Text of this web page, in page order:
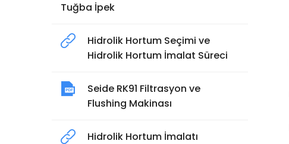
Tuğba İpek
Hidrolik Hortum Seçimi ve
Hidrolik Hortum İmalat Süreci
Seide RK91 Filtrasyon ve
Flushing Makinası
Hidrolik Hortum İmalatı